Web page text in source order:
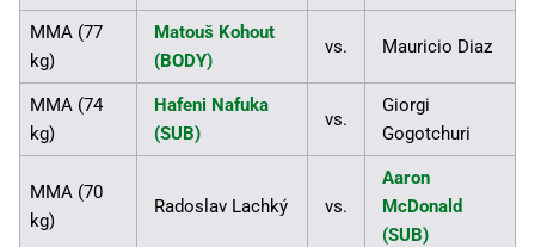
MMA (77
kg)
Matouš Kohout
(BODY)
vs. Mauricio Diaz
MMA (74
kg)
Hafeni Nafuka
(SUB)
vs.
Giorgi
Gogotchuri
MMA (70
kg)
Radoslav Lachký vs.
Aaron
McDonald
(SUB)